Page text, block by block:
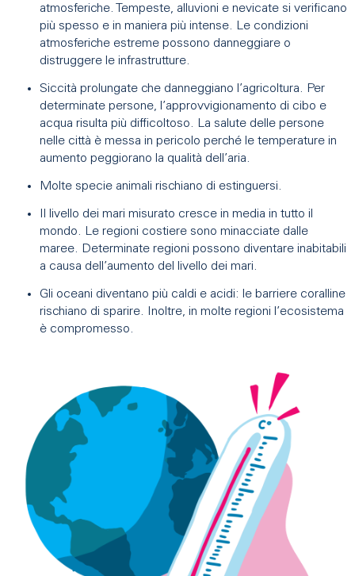
atmosferiche. Tempeste, alluvioni e nevicate si verificano
più spesso e in maniera più intense. Le condizioni
atmosferiche estreme possono danneggiare o
distruggere le infrastrutture.
Siccità prolungate che danneggiano l’agricoltura. Per
determinate persone, l’approvvigionamento di cibo e
acqua risulta più difficoltoso. La salute delle persone
nelle città è messa in pericolo perché le temperature in
aumento peggiorano la qualità dell’aria.
Molte specie animali rischiano di estinguersi.
Il livello dei mari misurato cresce in media in tutto il
mondo. Le regioni costiere sono minacciate dalle
maree. Determinate regioni possono diventare inabitabili
a causa dell’aumento del livello dei mari.
Gli oceani diventano più caldi e acidi: le barriere coralline
rischiano di sparire. Inoltre, in molte regioni l’ecosistema
è compromesso.